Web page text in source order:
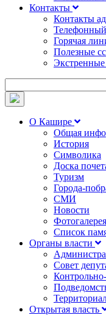
Контакты
Контакты
Горячая
Полезные
О Кашире
Общая
История
Символика
Доска
Туризм
Города-
СМИ
Новости
Фотогалерея
Список
Органы власти
Совет
Открытая власть